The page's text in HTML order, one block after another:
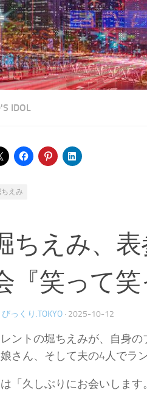
IDOL
えみ
ちえみ、
『笑って笑
びっくり.TOKYO · 2025-10-12
ントの堀ちえみが、自身
さん、そして夫の4人でラ
「久しぶりにお会いしま